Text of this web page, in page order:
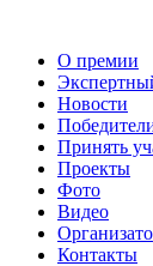
О премии
Новости
Принять
Проекты
Фото
Видео
Контакты